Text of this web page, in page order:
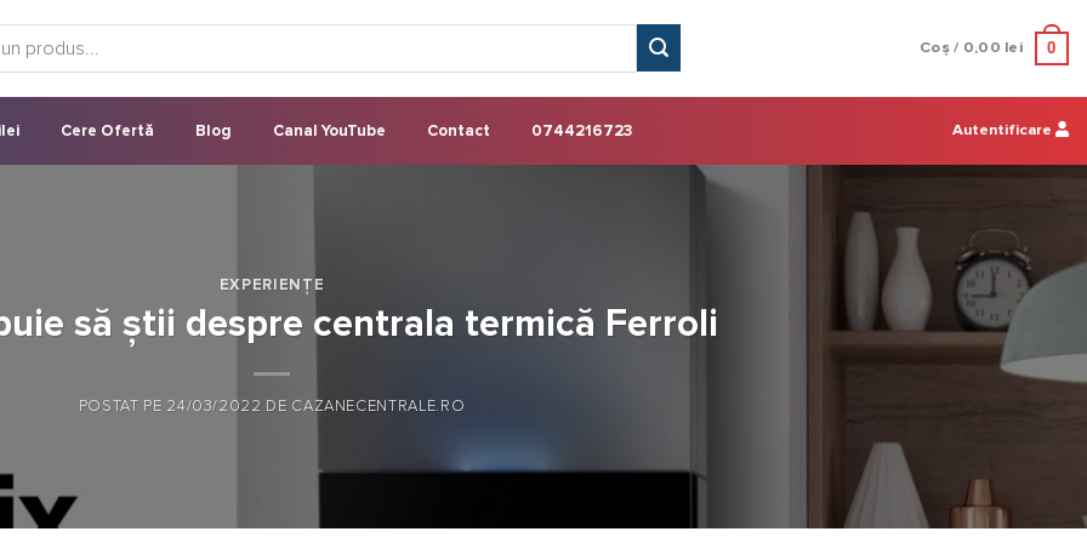
Coș / 0,00 lei 0
Cere Ofertă Blog Canal YouTube Contact 0744216723 Autentificare
EXPERIENȚE
să știi despre centrala termică Ferroli
POSTAT PE 24/03/2022 DE CAZANECENTRALE.RO